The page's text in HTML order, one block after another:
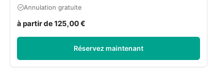
Annulation gratuite
à partir de 125,00 €
Réservez maintenant